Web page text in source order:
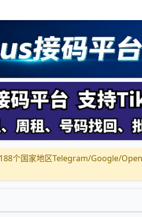
个国家地区Telegram/Google/